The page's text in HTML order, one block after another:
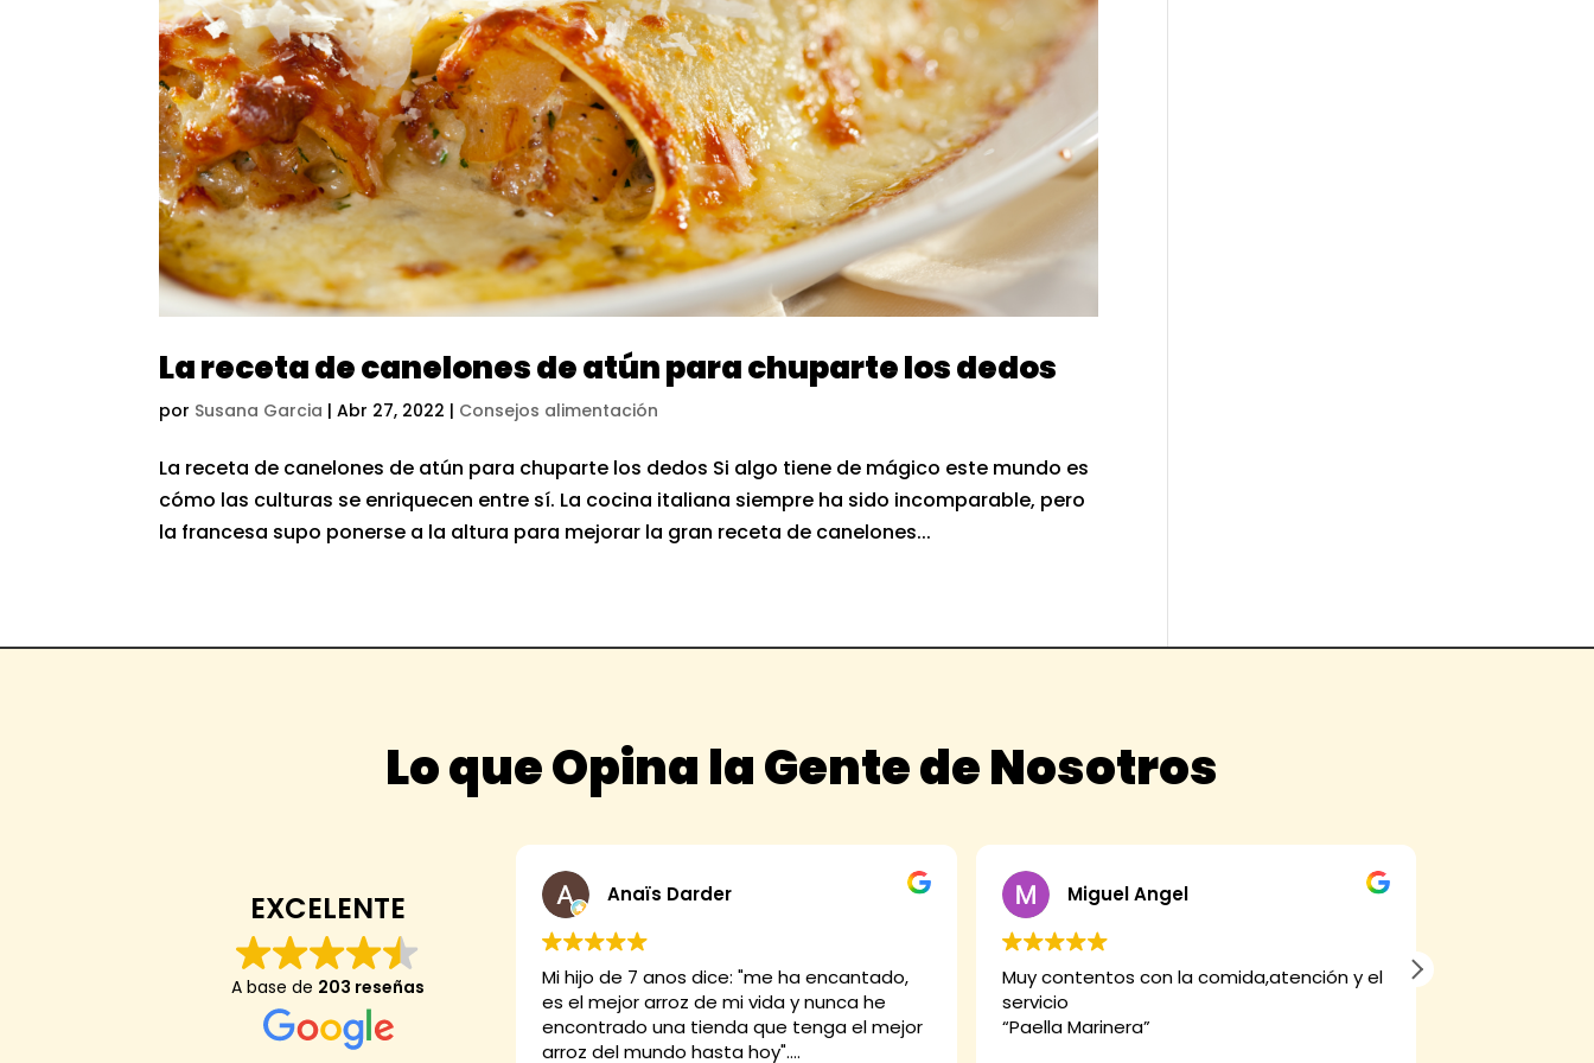
La receta de canelones de atún para chuparte los dedos
por Susana Garcia |Abr 27, 2022 | Consejos alimentación
La receta de canelones de atún para chuparte los dedos Si algo tiene de mágico este mundo es
cómo las culturas se enriquecen entre sí. La cocina italiana siempre ha sido incomparable, pero
la francesa supo ponerse a la altura para mejorar la gran receta de canelones...
Lo que Opina la Gente de Nosotros
EXCELENTE
A base de 203 reseñas
Anaïs Darder
Mi hijo de 7 anos dice: "me ha encantado,
es el mejor arroz de mi vida y nunca he
encontrado una tienda que tenga el mejor
arroz del mundo hasta hoy".
Miguel Angel
Muy contentos con la comida,atención y el
servicio
“Paella Marinera”
alfonso perez perez
Muy buena cocina exquisita